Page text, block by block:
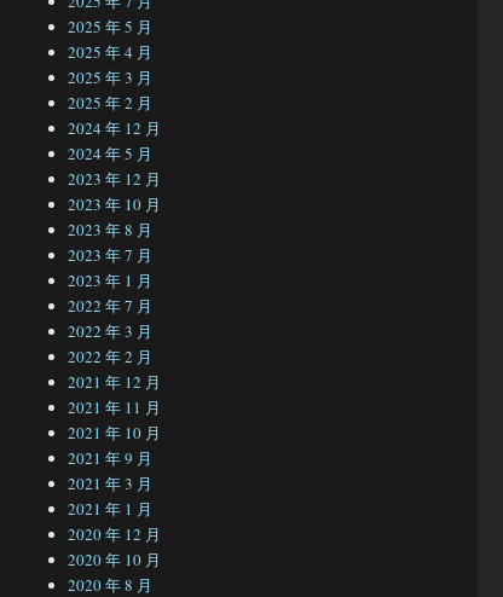
2025 年 5 月
2025 年 4 月
2025 年 3 月
2025 年 2 月
2024 年 12 月
2024 年 5 月
2023 年 12 月
2023 年 10 月
2023 年 8 月
2023 年 7 月
2023 年 1 月
2022 年 7 月
2022 年 3 月
2022 年 2 月
2021 年 12 月
2021 年 11 月
2021 年 10 月
2021 年 9 月
2021 年 3 月
2021 年 1 月
2020 年 12 月
2020 年 10 月
2020 年 8 月